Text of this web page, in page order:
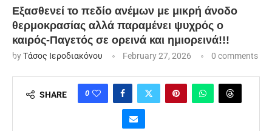
Εξασθενεί το πεδίο ανέμων με μικρή άνοδο
θερμοκρασίας αλλά παραμένει ψυχρός ο
καιρός-Παγετός σε ορεινά και ημιορεινά!!!
byΤάσος Ιεροδιακόνου February 27, 2026 0 comments
SHARE 0